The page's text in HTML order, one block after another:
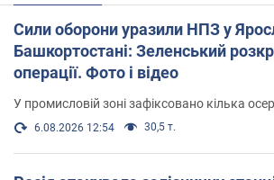
Сили оборони уразили НПЗ у
Башкортостані: Зеленський
операції. Фото і відео
У промисловій зоні зафіксовано кілька
6.08.2026 12:54 30,5 т.